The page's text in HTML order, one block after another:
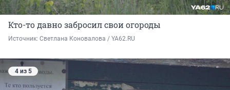
Кто-то давно забросил свои огороды
Источник: Светлана Коновалова / YA62.RU
4 из 5